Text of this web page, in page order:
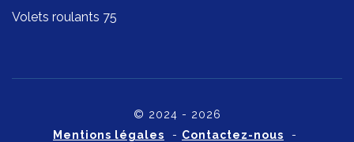
Volets roulants 75
© 2024 - 2026
Mentions légales - Contactez-nous -